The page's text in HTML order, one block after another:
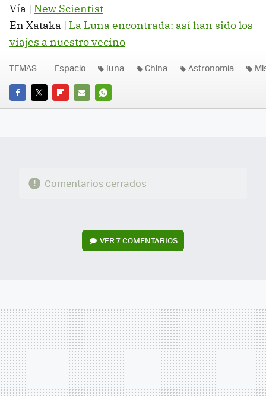
Vía | New Scientist
En Xataka | La Luna encontrada: así han sido los
viajes a nuestro vecino
FACEBOOK
TWITTERFLIPBOARD
E-
WHATSAPP
TEMAS Espacio luna China Astronomía
Comentarios cerrados
VER7 COMENTARIOS